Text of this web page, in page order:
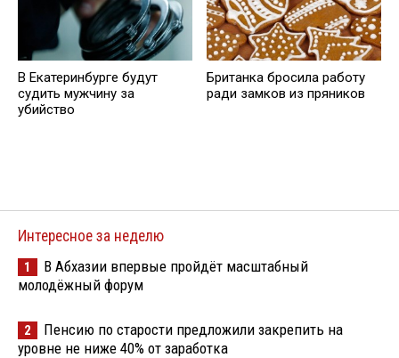
В Екатеринбурге будут
судить мужчину за
убийство
Британка бросила работу
ради замков из пряников
Интересное за неделю
1
В Абхазии впервые пройдёт масштабный
молодёжный форум
2
Пенсию по старости предложили закрепить на
уровне не ниже 40% от заработка